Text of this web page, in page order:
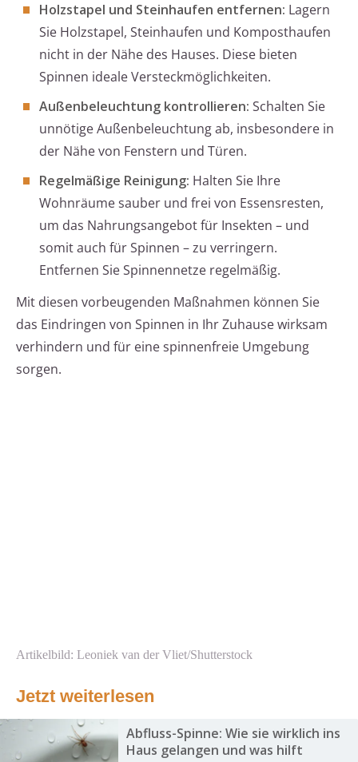
Holzstapel und Steinhaufen entfernen: Lagern
Sie Holzstapel, Steinhaufen und Komposthaufen
nicht in der Nähe des Hauses. Diese bieten
Spinnen ideale Versteckmöglichkeiten.
Außenbeleuchtung kontrollieren: Schalten Sie
unnötige Außenbeleuchtung ab, insbesondere in
der Nähe von Fenstern und Türen.
Regelmäßige Reinigung: Halten Sie Ihre
Wohnräume sauber und frei von Essensresten,
um das Nahrungsangebot für Insekten – und
somit auch für Spinnen – zu verringern.
Entfernen Sie Spinnennetze regelmäßig.
Mit diesen vorbeugenden Maßnahmen können Sie
das Eindringen von Spinnen in Ihr Zuhause wirksam
verhindern und für eine spinnenfreie Umgebung
sorgen.
Artikelbild: Leoniek van der Vliet/Shutterstock
Jetzt weiterlesen
Abfluss-Spinne: Wie sie wirklich ins
Haus gelangen und was hilft